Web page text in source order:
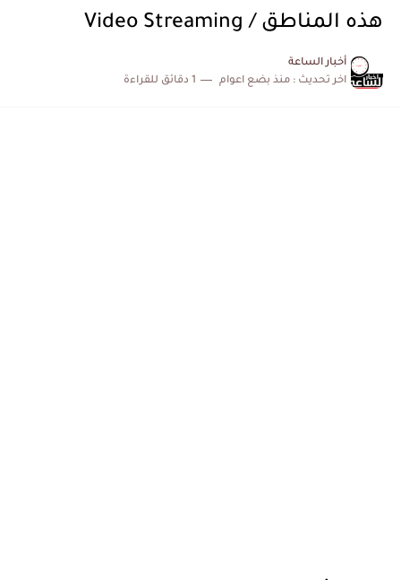
هذه المناطق / Video Streaming
أخبار الساعة
اخر تحديث : منذ بضع اعوام 1 دقائق للقراءة